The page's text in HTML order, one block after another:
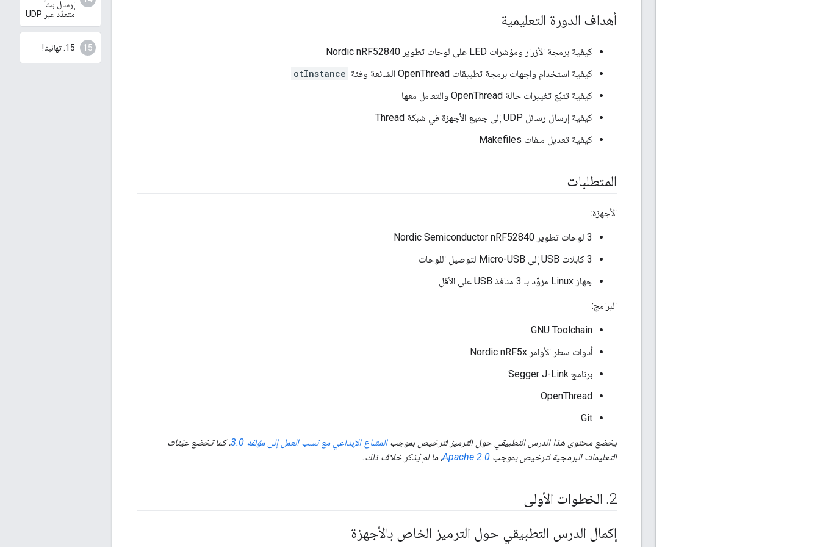
إرسال بث
متعدّد عبر UDP
15. تهانينا!
أهداف الدورة التعليمية
كيفية برمجة الأزرار ومؤشرات LED على لوحات تطوير Nordic nRF52840
كيفية استخدام واجهات برمجة تطبيقات OpenThread الشائعة وفئة
otInstance
كيفية تتبُّع تغييرات حالة OpenThread والتعامل معها
كيفية إرسال رسائل UDP إلى جميع الأجهزة في شبكة Thread
كيفية تعديل ملفات Makefiles
المتطلبات
الأجهزة:
‫3 لوحات تطوير Nordic Semiconductor nRF52840
3 كابلات USB إلى Micro-USB لتوصيل اللوحات
جهاز Linux مزوّد بـ 3 منافذ USB على الأقل
البرامج:
GNU Toolchain
أدوات سطر الأوامر Nordic nRF5x
برنامج Segger J-Link
OpenThread
Git
يخضع محتوى هذا الدرس التطبيقي حول الترميز لترخيص بموجبالمشاع الإبداعي مع نسب العمل إلى مؤلفه 3.0
، كما تخضع عيّنات
التعليمات البرمجية لترخيص بموجب Apache 2.0، ما لم يُذكر خلاف ذلك.
‫2
. الخطوات الأولى
إكمال الدرس التطبيقي حول الترميز الخاص بالأجهزة